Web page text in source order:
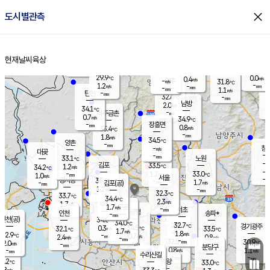
도시별관측 close
홈
현재날씨 육상
의도
℃
양주
32.6℃
2.0
-mm
과천
32.5℃
0.8m/s
- mm
경기광주
30.9℃
1.1m/s
-mm
경서동
33.7℃
1.7 m/s
-mm
파주금촌
33.4℃
1.8m/s
-mm
31.8℃
1.1 m/s
-mm
대곶
34.2℃
1.0m/s
-mm
창
-
-m/
-
탄현
34.1℃
0.7m/s
-mm
0.0m/s
-mm
의왕
김포
33.4℃
1.2 m/s
mm
광명
34.5 ℃
0.7 m/s
-mm
부천
34.0℃
0.3m/s
-mm
양촌
33.1℃
1.2m/s
-mm
구로
34.0℃
1.7m/s
-mm
은평
33.5℃
1.2 m/s
- mm
노원
33.0℃
1.7m/s
-mm
송파*
33.5℃
0.8m/s
-mm
서초
32.7℃
1.8m/s
-mm
남방
34.9℃
0.8m/s
-mm
수리산길
분당구
33.0℃
장흥면
34.5℃
-m/s
-mm
-m/s
-mm
인천(공)
32.9℃
2.0m/s
-mm
김포(공)
34.4℃
1.7m/s
-mm
인천
32.1℃
2.4m/s
-mm
서울
32.3℃
2.3m/s
-mm
29.9℃
1.2m/s
-mm
0.4m/s
-mm